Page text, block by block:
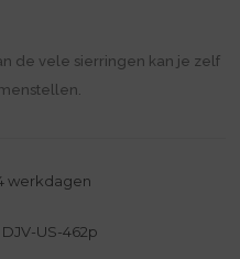
de vele sierringen kan je zelf
werkdagen
DJV-US-462p